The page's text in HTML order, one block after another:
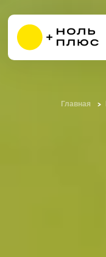
Главная